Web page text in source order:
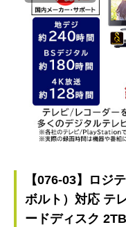
【076-03】ロジ
ボルト）対応 テ
ードディスク